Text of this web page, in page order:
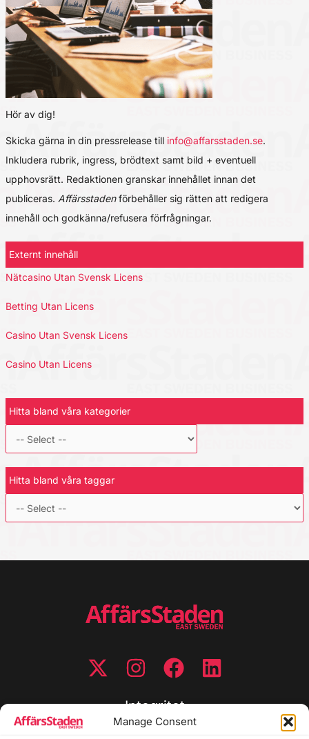
Manage Consent
Hör av dig!
Skicka gärna in din pressrelease till info@affarsstaden.se.
Inkludera rubrik, ingress, brödtext samt bild + eventuell
upphovsrätt. Redaktionen granskar innehållet innan det
publiceras. Affärsstadenförbehåller sig rätten att redigera
innehåll och godkänna/refusera förfrågningar.
Externt innehåll
Nätcasino Utan Svensk Licens
Betting Utan Licens
Casino Utan Svensk Licens
Casino Utan Licens
Hitta bland våra kategorier
Hitta bland våra taggar
Integritet